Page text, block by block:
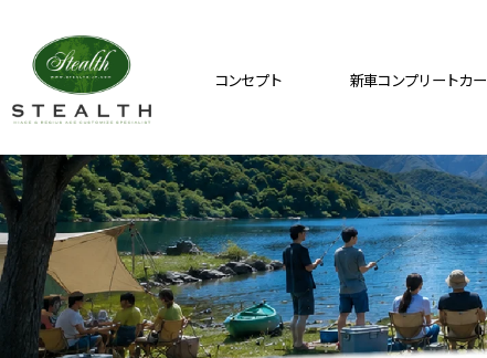
コンセプト 新車コンプリートカー